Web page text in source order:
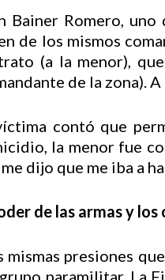
Bainer Romero,
de los mismos
(a la menor),
de la zona).
contó que
la menor fue
dijo que me iba a
de las armas y
mismas presiones
paramilitar. La